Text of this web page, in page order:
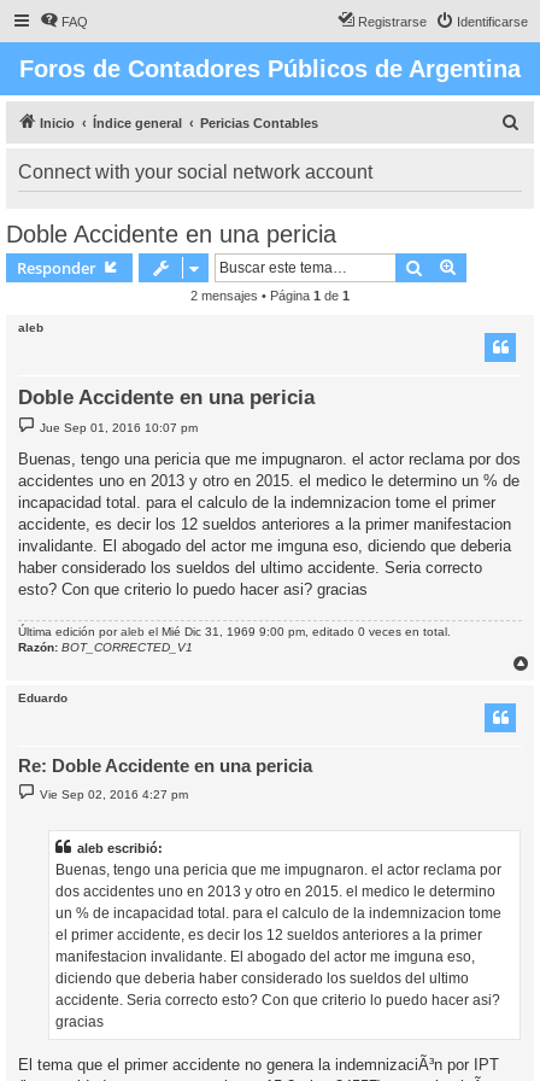
FAQ Identificarse
Registrarse
Foros de Contadores Públicos de Argentina
Inicio Índice general Pericias Contables
Connect with your social network account
Doble Accidente en una pericia
Responder Buscar
2 mensajes • Página 1 de 1
aleb
Doble Accidente en una pericia
M
e
s
a
e
Jue Sep 01, 2016 10:07 pm
Buenas, tengo una pericia que me impugnaron. el actor reclama por dos
accidentes uno en 2013 y otro en 2015. el medico le determino un % de
incapacidad total. para el calculo de la indemnizacion tome el primer
accidente, es decir los 12 sueldos anteriores a la primer manifestacion
invalidante. El abogado del actor me imguna eso, diciendo que deberia
haber considerado los sueldos del ultimo accidente. Seria correcto
esto? Con que criterio lo puedo hacer asi? gracias
Última edición poraleb el Mié Dic 31, 1969 9:00 pm, editado 0 veces en total.
Razón: BOT_CORRECTED_V1
Eduardo
Re: Doble Accidente en una pericia
M
e
Vie Sep 02, 2016 4:27 pm
aleb escribió:
Buenas, tengo una pericia que me impugnaron. el actor reclama por
dos accidentes uno en 2013 y otro en 2015. el medico le determino
un % de incapacidad total. para el calculo de la indemnizacion tome
el primer accidente, es decir los 12 sueldos anteriores a la primer
manifestacion invalidante. El abogado del actor me imguna eso,
diciendo que deberia haber considerado los sueldos del ultimo
accidente. Seria correcto esto? Con que criterio lo puedo hacer asi?
gracias
El tema que el primer accidente no genera la indemnizaciÃ³n por IPT